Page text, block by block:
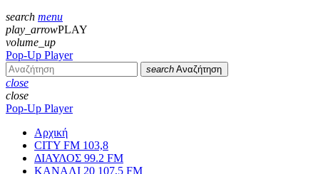
search menu
play_arrowPLAY
volume_up
Pop-Up Player
search Αναζήτηση
close
close
Pop-Up Player
Αρχική
CITY FM 103,8
ΔΙΑΥΛΟΣ 99.2 FM
ΚΑΝΑΛΙ 20 107,5 FM